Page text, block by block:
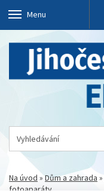
Menu
Na úvod »Dům a zahrada »
fotoaparáty